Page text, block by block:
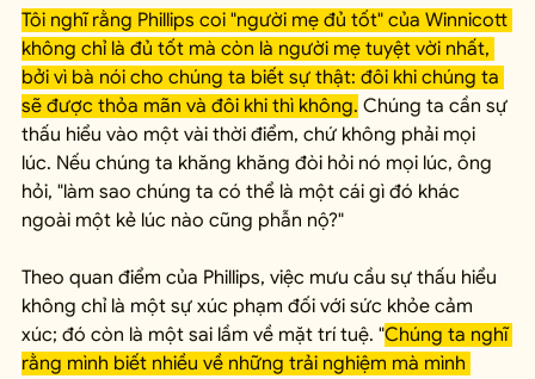
Tôi nghĩ rằng Phillips coi "người mẹ đủ tốt" của Winnicott
không chỉ là đủ tốt mà còn là người mẹ tuyệt vời nhất,
bởi vì bà nói cho chúng ta biết sự thật: đôi khi chúng ta
sẽ được thỏa mãn và đôi khi thì không. Chúng ta cần sự
thấu hiểu vào một vài thời điểm, chứ không phải mọi
lúc. Nếu chúng ta khăng khăng đòi hỏi nó mọi lúc, ông
hỏi, "làm sao chúng ta có thể là một cái gì đó khác
ngoài một kẻ lúc nào cũng phẫn nộ?"
Theo quan điểm của Phillips, việc mưu cầu sự thấu hiểu
không chỉ là một sự xúc phạm đối với sức khỏe cảm
xúc; đó còn là một sai lầm về mặt trí tuệ. "Chúng ta nghĩ
rằng mình biết nhiều về những trải nghiệm mà mình